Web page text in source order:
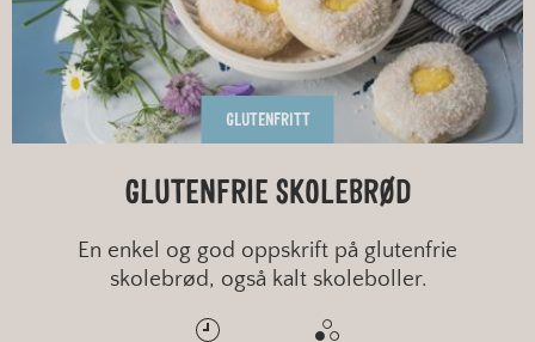
GLUTENFRITT
GLUTENFRIE SKOLEBRØD
En enkel og god oppskrift på glutenfrie
skolebrød, også kalt skoleboller.